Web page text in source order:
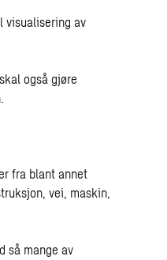
visualisering av
også gjøre
fra blant annet
vei, maskin,
så mange av